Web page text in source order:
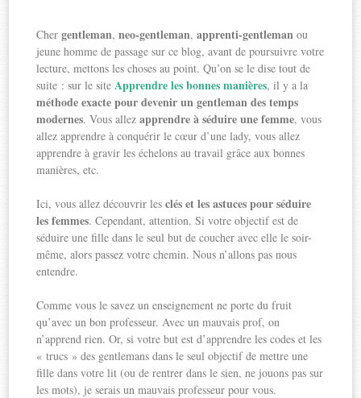
Chergentleman,neo-gentleman,apprenti-gentleman ou
jeune homme de passage sur ce blog, avant de poursuivre votre
lecture, mettons les choses au point. Qu’on se le dise tout de
suite : sur le site Apprendre les bonnes manières, il y a la
méthode exacte pour devenir un gentleman des temps
modernes. Vous allezapprendre à séduire une femme, vous
allez apprendre à conquérir le cœur d’une lady, vous allez
apprendre à gravir les échelons au travail grâce aux bonnes
manières, etc.
Ici, vous allez découvrir lesclés et les astuces pour séduire
les femmes. Cependant, attention. Si votre objectif est de
séduire une fille dans le seul but de coucher avec elle le soir-
même, alors passez votre chemin. Nous n’allons pas nous
entendre.
Comme vous le savez un enseignement ne porte du fruit
qu’avec un bon professeur. Avec un mauvais prof, on
n’apprend rien. Or, si votre but est d’apprendre les codes et les
« trucs » des gentlemans dans le seul objectif de mettre une
fille dans votre lit (ou de rentrer dans le sien, ne jouons pas sur
les mots), je serais un mauvais professeur pour vous.